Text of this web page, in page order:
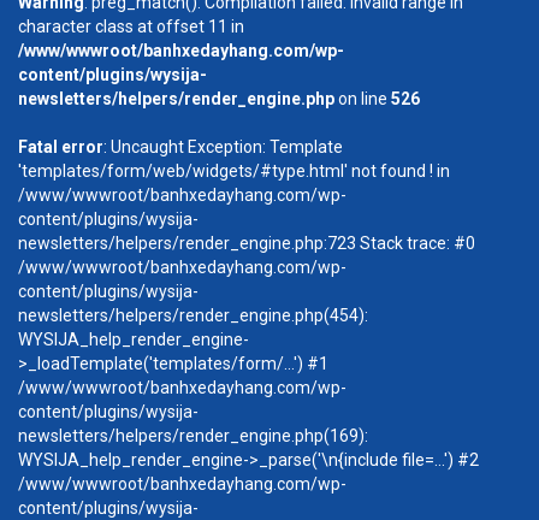
character class at offset 11 in
/www/wwwroot/banhxedayhang.com/wp-
content/plugins/wysija-
newsletters/helpers/render_engine.phpon line 526
Fatal error: Uncaught Exception: Template
'templates/form/web/widgets/#type.html' not found ! in
/www/wwwroot/banhxedayhang.com/wp-
content/plugins/wysija-
newsletters/helpers/render_engine.php:723 Stack trace: #0
/www/wwwroot/banhxedayhang.com/wp-
content/plugins/wysija-
newsletters/helpers/render_engine.php(454):
WYSIJA_help_render_engine-
>_loadTemplate('templates/form/...') #1
/www/wwwroot/banhxedayhang.com/wp-
content/plugins/wysija-
newsletters/helpers/render_engine.php(169):
WYSIJA_help_render_engine->_parse('\n{include file=...') #2
/www/wwwroot/banhxedayhang.com/wp-
content/plugins/wysija-